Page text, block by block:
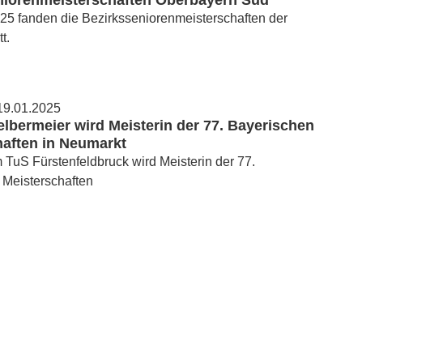
fanden die Bezirksseniorenmeisterschaften der
wird Meisterin der 77. Bayerischen
in Neumarkt
TuS Fürstenfeldbruck wird Meisterin der 77.